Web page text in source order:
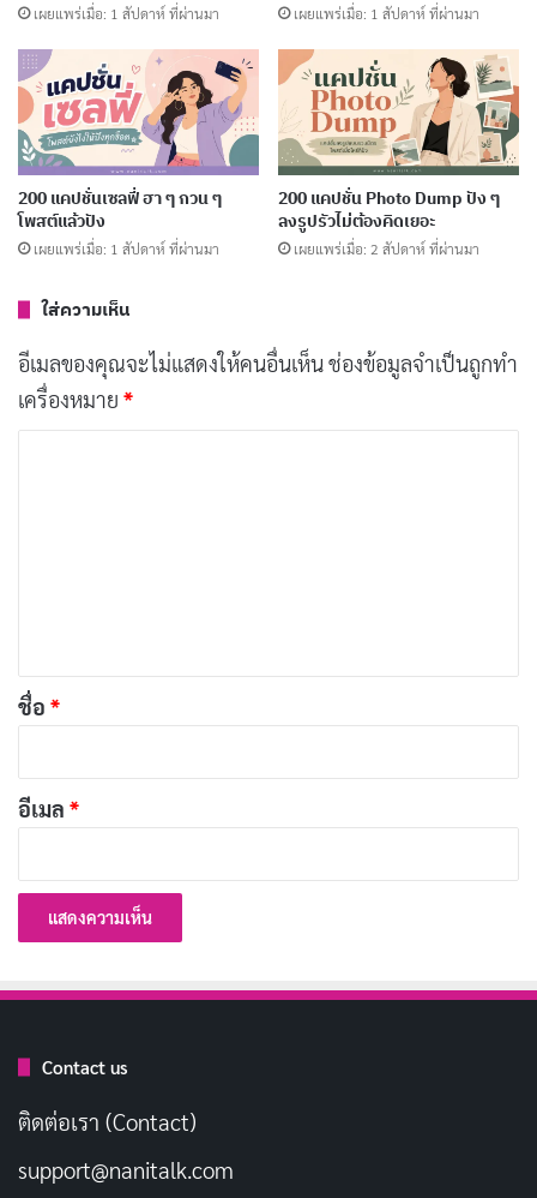
คูล
เผยแพร่เมื่อ: 6 วัน ที่ผ่านมา
200 แคปชั่นซูชิเด็ด ๆ โพสต์รูปแล้วยอดไลค์พุ่ง
เผยแพร่เมื่อ: 1 สัปดาห์ ที่ผ่านมา
ใจภักดียังมั่นไม่เสื่อมคลาย
แต่ความดีไซร้ยังตรึงตรา
ความหมายแห่งคนที่มีค่า
ก้าวผ่านกาลด้วยใจมั่น
เผยแพร่เมื่อ: 1 สัปดาห์ ที่ผ่านมา เผยแพร่เมื่อ: 1 สัปดาห์ ที่ผ่านมา
200 แคปชั่นเซลฟี่ ฮา ๆ กวน ๆ
โพสต์แล้วปัง
เผยแพร่เมื่อ: 1 สัปดาห์ ที่ผ่านมา
200 แคปชั่น Photo Dump ปัง ๆ
ลงรูปรัวไม่ต้องคิดเยอะ
เผยแพร่เมื่อ: 2 สัปดาห์ ที่ผ่านมา
ใส่ความเห็น
อีเมลของคุณจะไม่แสดงให้คนอื่นเห็นช่องข้อมูลจำเป็นถูกทำ
เครื่องหมาย *
*
ชื่อ *
อีเมล *
Contact us
ติดต่อเรา (Contact)
support@nanitalk.com